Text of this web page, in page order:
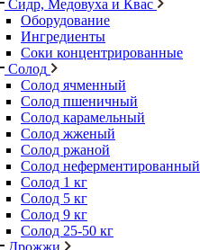
Сидр, Медовуха и Квас
Оборудование
Ингредиенты
Соки концентрированные
Солод
Солод ячменный
Солод пшеничный
Солод карамельный
Солод жженый
Солод ржаной
Солод неферментированный
Солод 1 кг
Солод 5 кг
Солод 9 кг
Солод 25-50 кг
Дрожжи